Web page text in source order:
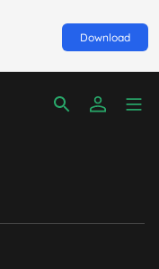
Download